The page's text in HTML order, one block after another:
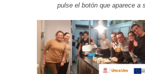
pulse el botón que aparece a